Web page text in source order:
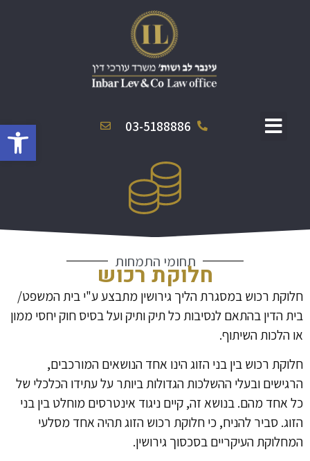
פתח 03-5188886
תחומי התמחות
חלוקת רכוש
חלוקת רכוש במסגרת הליך גירושין מתבצע ע"י בית המשפט/
בית הדין בהתאם לנסיבות כל תיק ותיק ועל בסיס חוק יחסי ממון
או הלכות השיתוף.
חלוקת רכוש בין בני הזוג הינו אחד הנושאים המורכבים,
הרגישים ובעלי ההשלכות הגדולות ביותר על עתידו הכלכלי של
כל אחד מהם. בנושא זה, קיים ניגוד אינטרסים מוחלט בין בני
הזוג. סביר להניח, כי חלוקת רכוש הזוג תהיה אחד מסלעי
המחלוקת העיקריים בסכסוך גירושין.